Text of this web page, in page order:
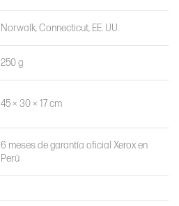
Norwalk, Connecticut, EE. UU.
250 g
45 × 30 × 17 cm
6 meses de garantía oficial Xerox en
Perú